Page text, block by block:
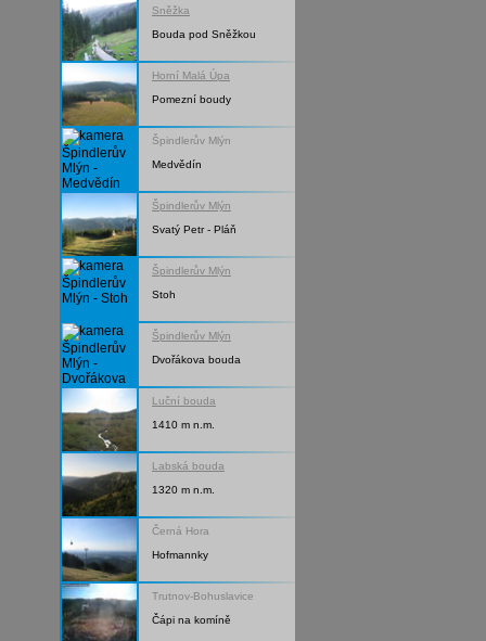
Sněžka
Bouda pod Sněžkou
Horní Malá Úpa
Pomezní boudy
Špindlerův Mlýn
Medvědín
Špindlerův Mlýn
Svatý Petr - Pláň
Špindlerův Mlýn
Stoh
Špindlerův Mlýn
Dvořákova bouda
Luční bouda
1410 m n.m.
Labská bouda
1320 m n.m.
Černá Hora
Hofmannky
Trutnov-Bohuslavice
Čápi na komíně